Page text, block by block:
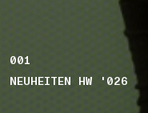
001
NEUHEITEN HW '026